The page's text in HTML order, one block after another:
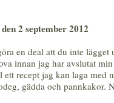
2 september 2012
en deal att du inte lägget
innan jag har avslutat
recept jag kan laga med
gädda och pannkakor.